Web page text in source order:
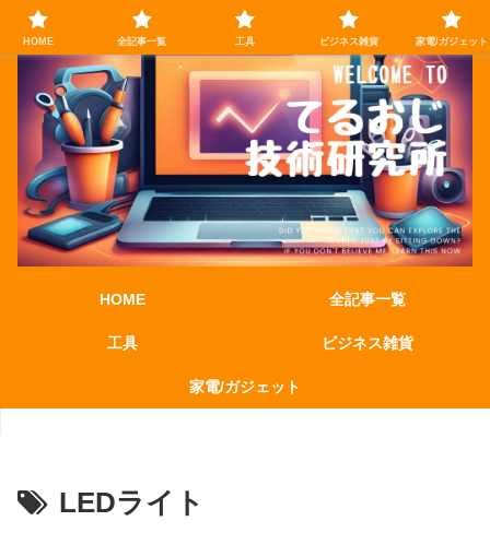
HOME 全記事一覧
工具 ビジネス雑貨
家電/ガジェット
LEDライト
HOME 全記事一覧 工具 ビジネス雑貨 家電/ガジェット